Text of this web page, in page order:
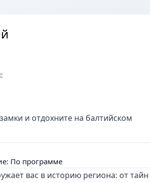
и отдохните на балтийском
По программе
вас в историю региона: от тайн